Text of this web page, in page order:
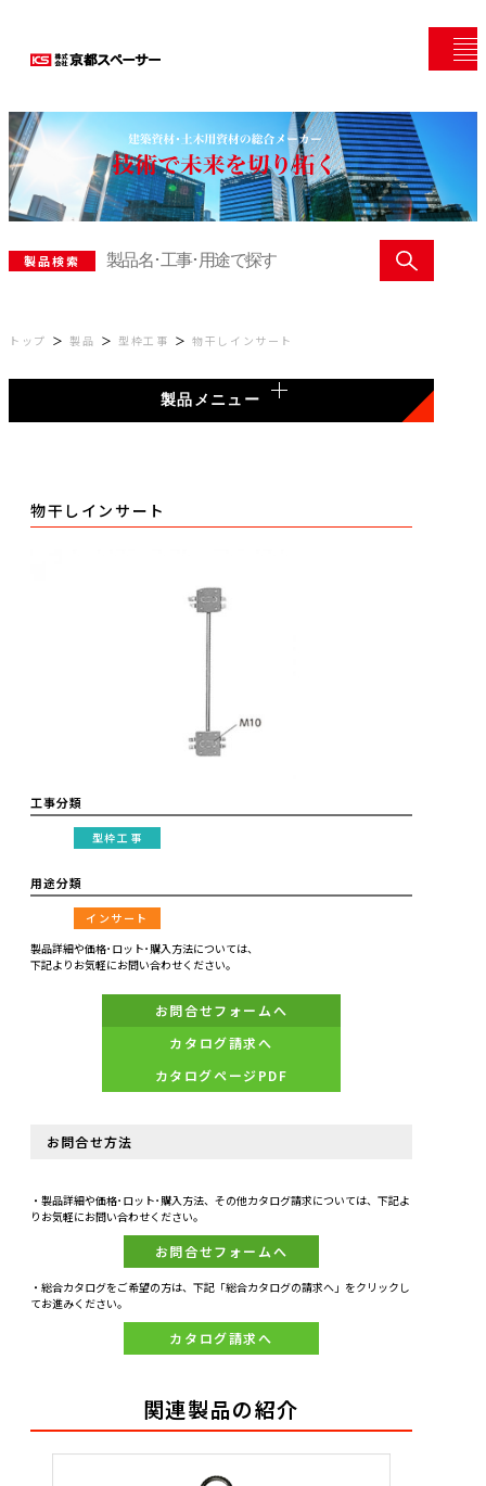
製品検索
トップ 製品 型枠工事 物干しインサート
製品メニュー
物干しインサート
工事分類
型枠工事
用途分類
インサート
製品詳細や価格･ロット･購入方法については、
下記よりお気軽にお問い合わせください。
お問合せフォームへ
カタログ請求へ
カタログページPDF
お問合せ方法
・製品詳細や価格･ロット･購入方法、その他カタログ請求については、下記よ
りお気軽にお問い合わせください。
お問合せフォームへ
・総合カタログをご希望の方は、下記「総合カタログの請求へ」をクリックし
てお進みください。
カタログ請求へ
関連製品の紹介